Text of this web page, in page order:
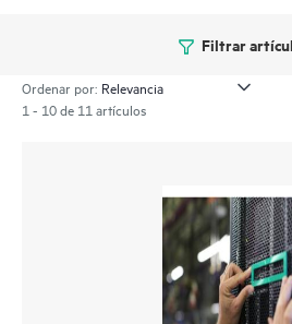
Filtrar
Ordenar por:
1 - 10 de 11 artículos